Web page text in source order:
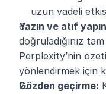
uzun vadeli
Yazın ve atıf
doğruladığınız
Perplexity’nin
yönlendirmek için
Gözden geçirme: